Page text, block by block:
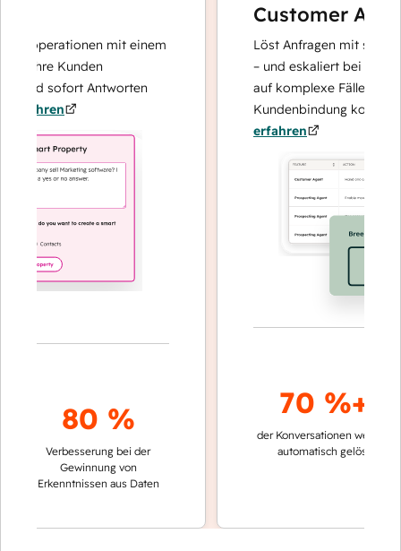
mit einem
Kunden
sofort Antworten
80 %
Verbesserung bei der
Gewinnung von
Erkenntnissen aus Daten
Customer Agent
Löst Anfragen mit schnellen,
– und eskaliert bei Bedarf,
auf komplexe Fälle und den
Kundenbindung
erfahren
70 %+
der Konversationen werden
automatisch gelöst